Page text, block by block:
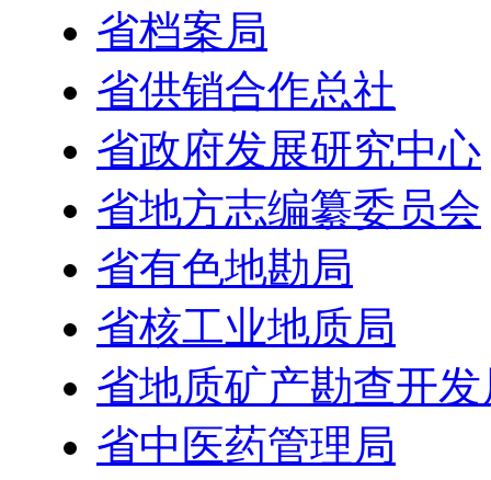
省档案局
省供销合作总社
省政府发展研究中心
省地方志编纂委员会
省有色地勘局
省核工业地质局
省地质矿产勘查开发
省中医药管理局